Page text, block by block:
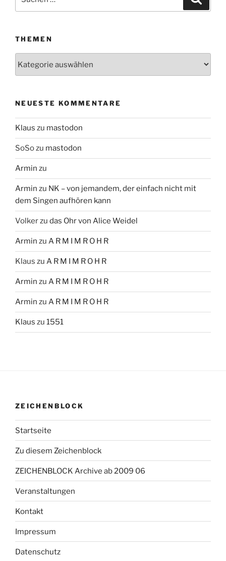
THEMEN
NEUESTE KOMMENTARE
Klaus zu mastodon
SoSozu mastodon
Armin zu
Armin zu NK – von jemandem, der einfach nicht mit
dem Singen aufhören kann
Volkerzu das Ohr von Alice Weidel
Armin zu A R M I M R O H R
Klaus zu A R M I M R O H R
Armin zu A R M I M R O H R
Armin zu A R M I M R O H R
Klaus zu 1551
ZEICHENBLOCK
Startseite
Zu diesem Zeichenblock
ZEICHENBLOCK Archive ab 2009 06
Veranstaltungen
Kontakt
Impressum
Datenschutz